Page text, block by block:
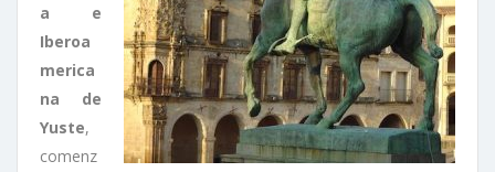
a e
Iberoa
merica
na de
Yuste,
comenz